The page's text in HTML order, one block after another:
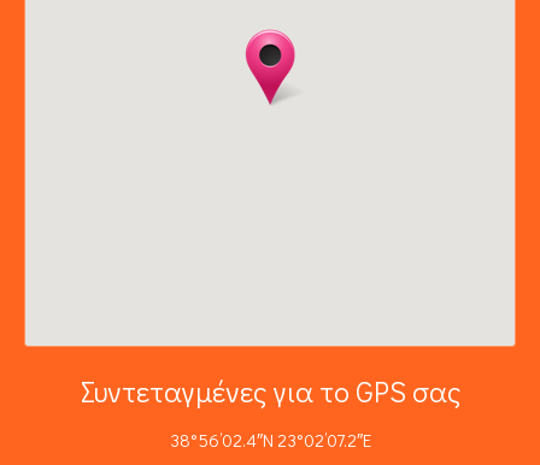
Συντεταγμένες για το GPS σας
38°56’02.4″N 23°02’07.2″E